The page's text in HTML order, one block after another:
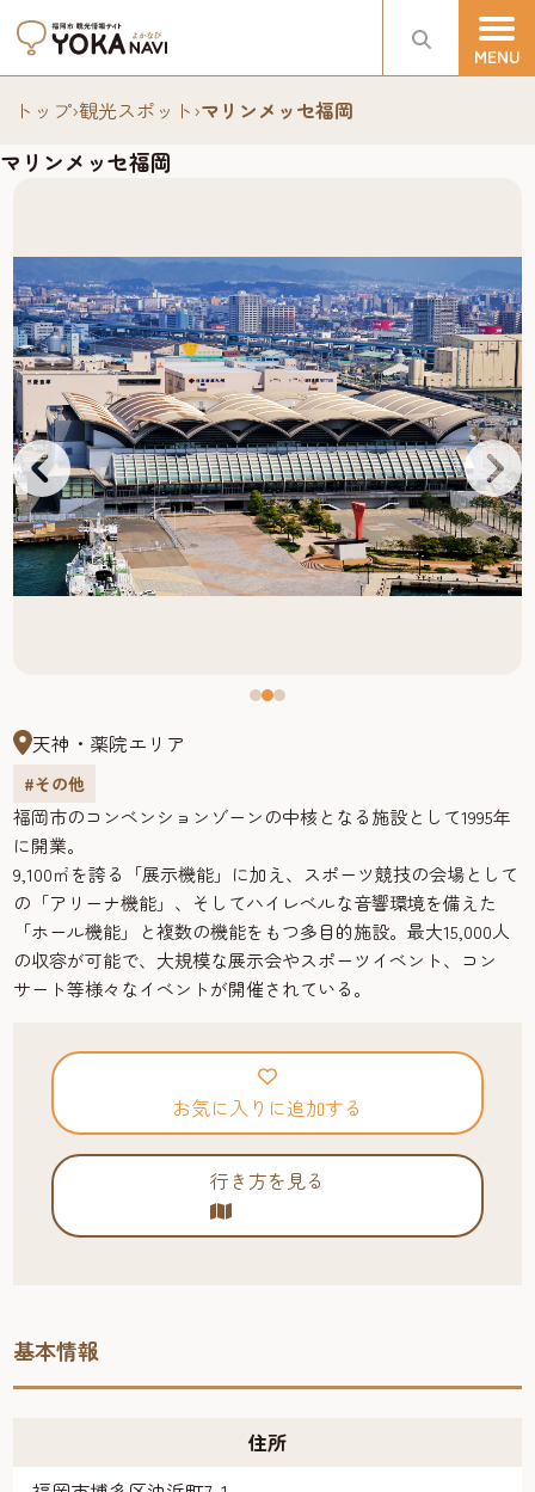
トップ›観光スポット›マリンメッセ福岡
マリンメッセ福岡
天神・薬院エリア
#その他
福岡市のコンベンションゾーンの中核となる施設として1995年
に開業。
9,100㎡を誇る「展示機能」に加え、スポーツ競技の会場として
の「アリーナ機能」、そしてハイレベルな音響環境を備えた
「ホール機能」と複数の機能をもつ多目的施設。最大15,000人
の収容が可能で、大規模な展示会やスポーツイベント、コン
サート等様々なイベントが開催されている。
お気に入りに追加する
行き方を見る
基本情報
住所